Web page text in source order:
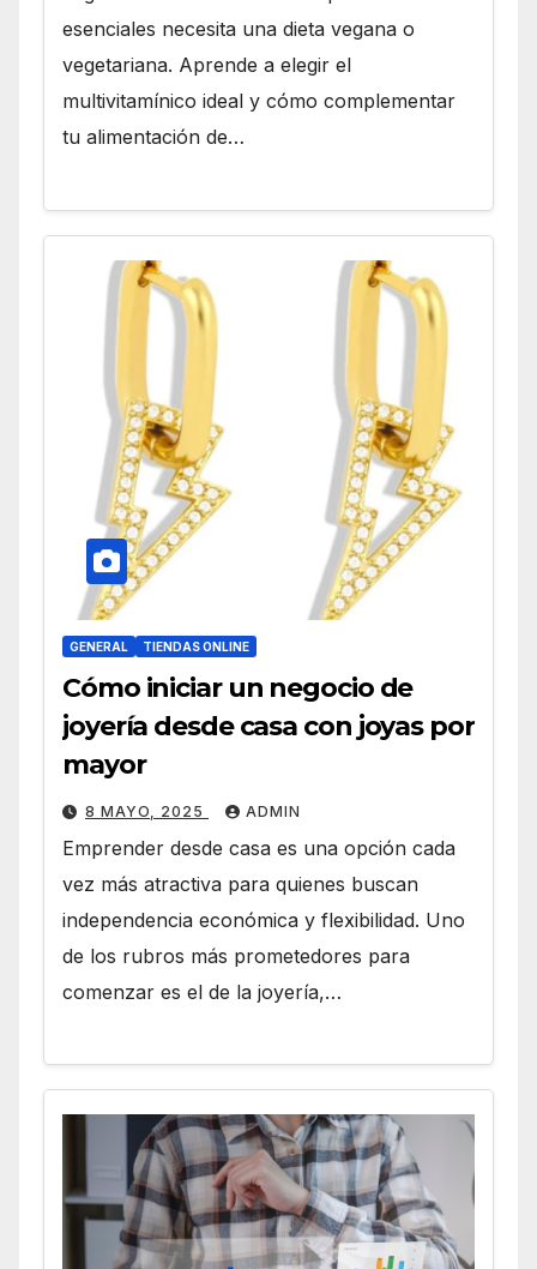
esenciales necesita una dieta vegana o
vegetariana. Aprende a elegir el
multivitamínico ideal y cómo complementar
tu alimentación de…
GENERAL TIENDAS ONLINE
Cómo iniciar un negocio de
joyería desde casa con joyas por
mayor
8 MAYO, 2025 ADMIN
Emprender desde casa es una opción cada
vez más atractiva para quienes buscan
independencia económica y flexibilidad. Uno
de los rubros más prometedores para
comenzar es el de la joyería,…